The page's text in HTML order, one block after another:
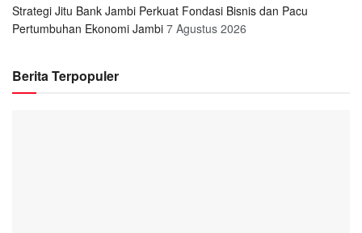
Strategi Jitu Bank Jambi Perkuat Fondasi Bisnis dan Pacu
Pertumbuhan Ekonomi Jambi 7 Agustus 2026
Berita Terpopuler